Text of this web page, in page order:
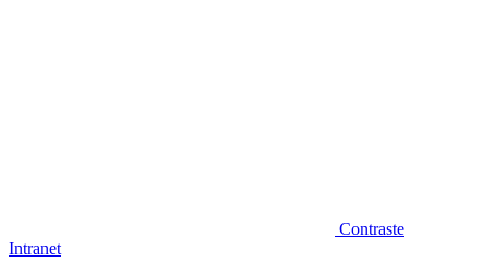
Contraste
Intranet